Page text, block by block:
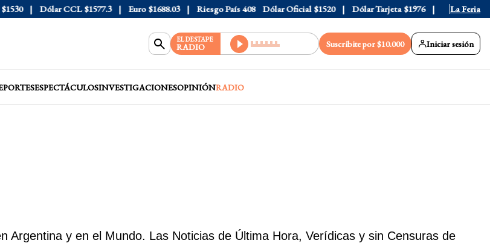
Dólar CCL $1577.3 Euro $1688.03 Riesgo País 408 Dólar Oficial $1520 Dólar Tarjeta $1976 Dólar Blue
La Feria
EL DESTAPE
RADIO Suscribite por $10.000 Iniciar sesión
ESPECTÁCULOSINVESTIGACIONESOPINIÓNRADIO
Argentina y en el Mundo. Las Noticias de Última Hora, Verídicas y sin Censuras de